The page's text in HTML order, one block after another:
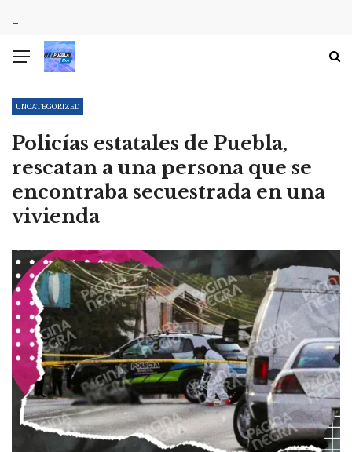
UNCATEGORIZED
Policías estatales de Puebla,
rescatan a una persona que se
encontraba secuestrada en una
vivienda